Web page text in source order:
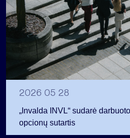
2026 05 28
„Invalda INVL“ sudarė
opcionų sutartis